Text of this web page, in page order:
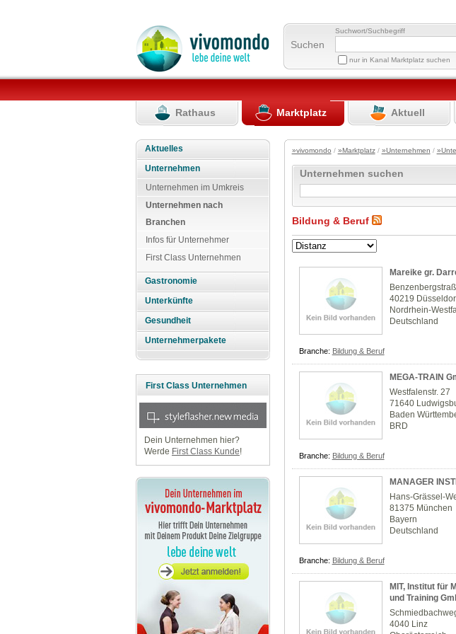
Suchen
Suchwort/Suchbegriff
nur in Kanal Marktplatz suchen
Rathaus Marktplatz Aktuell
Aktuelles
Unternehmen
Unternehmen im Umkreis
Unternehmen nach
Branchen
Infos für Unternehmer
First Class Unternehmen
Gastronomie
Unterkünfte
Gesundheit
Unternehmerpakete
First Class Unternehmen
Dein Unternehmen hier?
Werde First Class Kunde!
»vivomondo / »Marktplatz/ »Unternehmen /
Unternehmen suchen
Bildung & Beruf
Mareike gr.
40219
Nordrhein-
Deutschland
Branche: Bildung & Beruf
MEGA-TRAIN
Westfalenstr. 27
71640
Baden
BRD
Branche: Bildung & Beruf
MANAGER
Hans-Grässel-
81375 München
Bayern
Deutschland
Branche: Bildung & Beruf
MIT, Institut für
und Training
4040 Linz